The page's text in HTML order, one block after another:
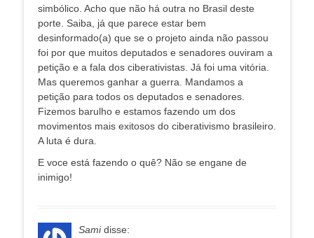
simbólico. Acho que não há outra no Brasil deste
porte. Saiba, já que parece estar bem
desinformado(a) que se o projeto ainda não passou
foi por que muitos deputados e senadores ouviram a
petição e a fala dos ciberativistas. Já foi uma vitória.
Mas queremos ganhar a guerra. Mandamos a
petição para todos os deputados e senadores.
Fizemos barulho e estamos fazendo um dos
movimentos mais exitosos do ciberativismo brasileiro.
A luta é dura.
E voce está fazendo o quê? Não se engane de
inimigo!
Sami disse: